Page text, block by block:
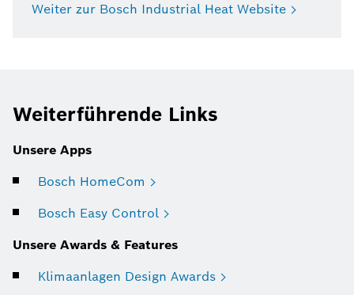
Weiter zur Bosch Industrial Heat Website
Weiterführende Links
Unsere Apps
Bosch HomeCom
Bosch Easy Control
Unsere Awards & Features
Klimaanlagen Design Awards